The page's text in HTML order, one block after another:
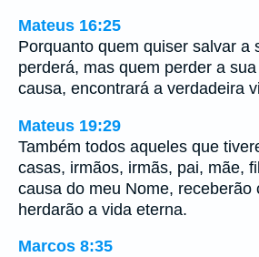
Mateus 16:25
Porquanto quem quiser salvar a
perderá, mas quem perder a
causa, encontrará a verdadeira
Mateus 19:29
Também todos aqueles que
casas, irmãos, irmãs, pai, mãe,
causa do meu Nome, receberão
herdarão a vida eterna.
Marcos 8:35